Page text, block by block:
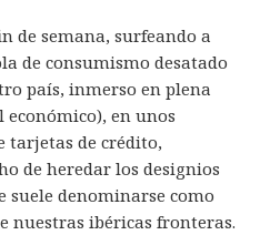
de semana, surfeando a
de consumismo desatado
país, inmerso en plena
en unos
tarjetas de crédito,
de heredar los designios
suele denominarse como
nuestras ibéricas fronteras.